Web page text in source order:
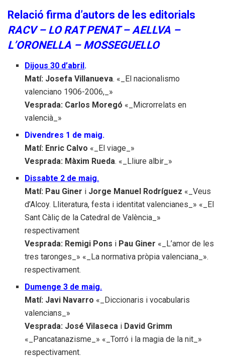
Relació firma d’autors de les editorials
RACV – LO RAT PENAT – AELLVA –
L’ORONELLA – MOSSEGUELLO
Dijous 30 d’abril.
Matí: Josefa Villanueva. «_El nacionalismo
valenciano 1906-2006,_»
Vesprada: Carlos Moregó «_Microrrelats en
valencià_»
Divendres 1 de maig.
Matí: Enric Calvo «_El viage_»
Vesprada: Màxim Rueda. «_Lliure albir_»
Dissabte 2 de maig.
Matí: Pau Giner i Jorge Manuel Rodríguez «_Veus
d’Alcoy. Lliteratura, festa i identitat valencianes_» «_El
Sant Càliç de la Catedral de València_»
respectivament
Vesprada: Remigi Pons i Pau Giner «_L’amor de les
tres taronges_» «_La normativa pròpia valenciana_».
respectivament.
Dumenge 3 de maig.
Matí: Javi Navarro «_Diccionaris i vocabularis
valencians_»
Vesprada: José Vilaseca i David Grimm
«_Pancatanazisme_» «_Torró i la magia de la nit_»
respectivament.